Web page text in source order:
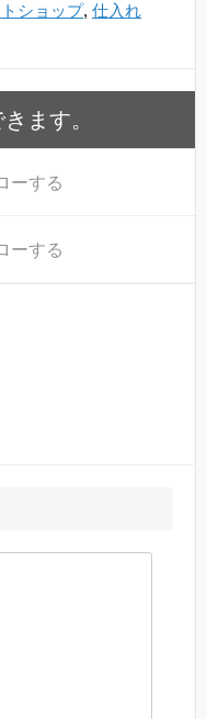
ショップ, 仕入れ
ます。
ーする
ーする